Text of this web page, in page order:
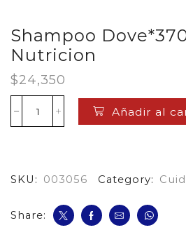
Shampoo
Nutricion
$24,350
Shampoo
Dove*370
cantidad
Añadir al
SKU: 003056 Category:
Share: